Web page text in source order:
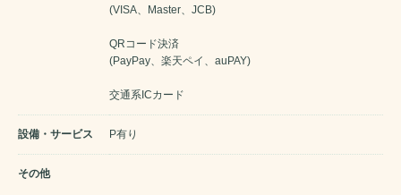
(VISA、Master、JCB)
QRコード決済
(PayPay、楽天ペイ、auPAY)
交通系ICカード
設備・サービス P有り
その他